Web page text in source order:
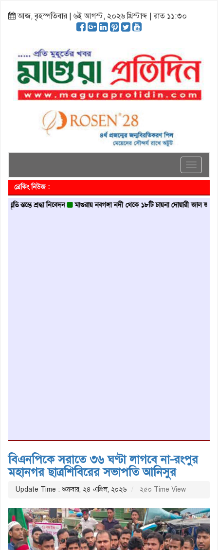
আজ, বৃহস্পতিবার | ৬ই আগস্ট, ২০২৬ খ্রিস্টাব্দ | রাত ১১:৩০
Toggle
ব্রেকিং নিউজ :
শ্রদ্ধা নিবেদন মাগুরায় নবগঙ্গা নদী থেকে ১৮টি চায়না দোয়ারী জাল জব্দ মাগুরায়
বিএনপিকে সরাতে ৩৬ ঘণ্টা লাগবে না-রংপুর
মহানগর ছাত্রশিবিরের সভাপতি আনিসুর
Update Time : শুক্রবার, ২৪ এপ্রিল, ২০২৬ ২৫০ Time View